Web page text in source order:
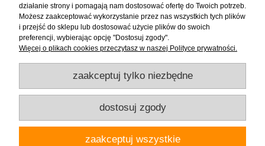
Moje konto
Informacje
Firma "Wnętrza" Alicja Galewska | ul. Czapliniecka 1, 97-400 Bełchatów |
działanie strony i pomagają nam dostosować ofertę do Twoich potrzeb.
Możesz zaakceptować wykorzystanie przez nas wszystkich tych plików
i przejść do sklepu lub dostosować użycie plików do swoich
preferencji, wybierając opcję "Dostosuj zgody".
Więcej o plikach cookies przeczytasz w naszej Polityce prywatności.
zaakceptuj tylko niezbędne
dostosuj zgody
zaakceptuj wszystkie